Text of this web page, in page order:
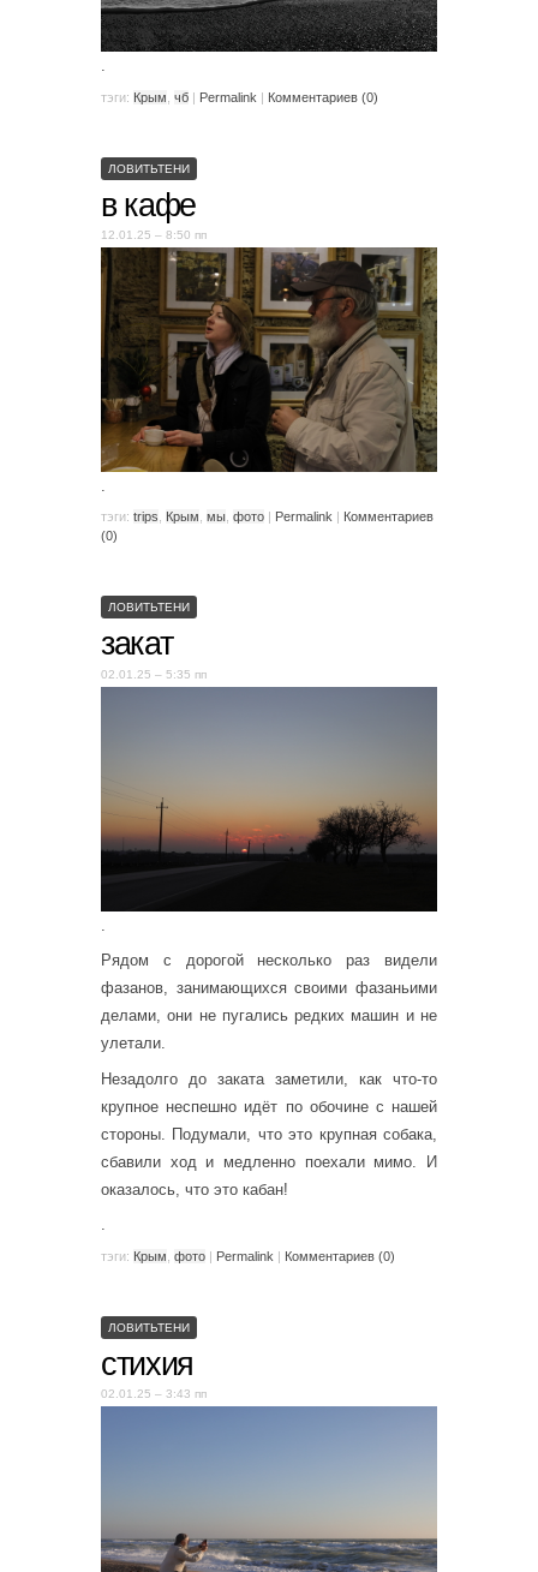
.
тэги: Крым чб | Permalink | Комментариев (0)
ЛОВИТЬТЕНИ
в кафе
12.01.25 – 8:50 пп
тэги: trips, Крым, мы, фото Permalink
Комментариев
(0)
ЛОВИТЬТЕНИ
закат
02.01.25 – 5:35 пп
Рядом с дорогой несколько раз видели
фазанов, занимающихся своими фазаньими
делами, они не пугались редких машин и не
улетали.
Незадолго до заката заметили, как что-то
крупное неспешно идёт по обочине с нашей
стороны. Подумали, что это крупная собака,
сбавили ход и медленно поехали мимо. И
оказалось, что это кабан!
.
тэги: Крым фото | Permalink | Комментариев (0)
ЛОВИТЬТЕНИ
стихия
02.01.25 – 3:43 пп